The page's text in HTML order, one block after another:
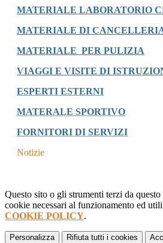
MATERIALE LABORATORIO
MATERIALE DI
MATERIALE PER PULIZIA
VIAGGI E VISITE DI
ESPERTI ESTERNI
MATERALE SPORTIVO
FORNITORI DI SERVIZI
Notizie
Questo sito o gli strumenti terzi da
cookie necessari al funzionamento ed
COOKIE POLICY.
Personalizza Rifiuta tutti i cookies